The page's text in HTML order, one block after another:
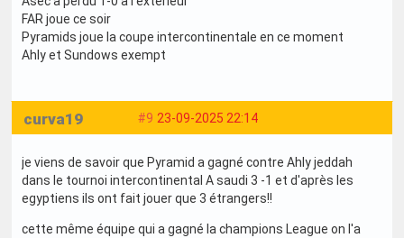
FAR joue ce soir
Pyramids joue la coupe intercontinentale en ce moment
Ahly et Sundows exempt
#9 23-09-2025 22:14
curva19
je viens de savoir que Pyramid a gagné contre Ahly jeddah
dans le tournoi intercontinental A saudi 3 -1 et d'après les
egyptiens ils ont fait jouer que 3 étrangers!!
cette même équipe qui a gagné la champions League on l'a